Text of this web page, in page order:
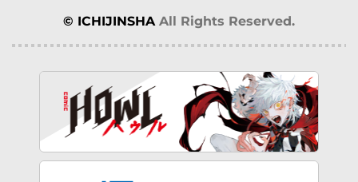
© ICHIJINSHA All Rights Reserved.